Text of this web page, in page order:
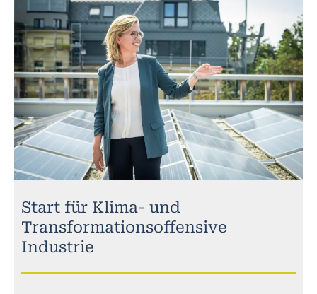
Start für Klima- und
Transformationsoffensive
Industrie